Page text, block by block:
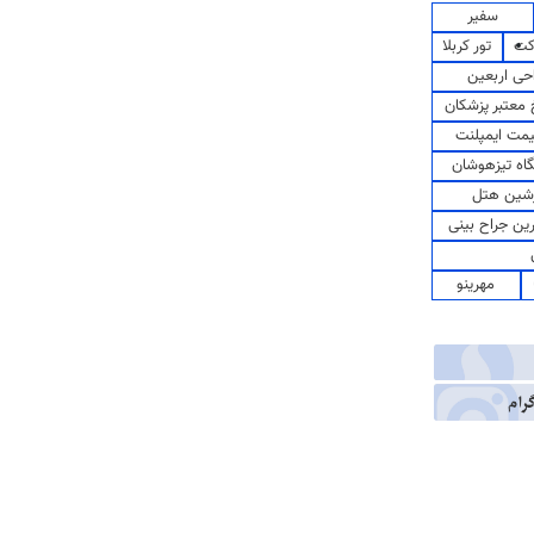
سفیر
تور کربلا
اربعین
پزشکان
ایمپلنت
تیزهوشان
هتل
جراح بینی
مهرینو